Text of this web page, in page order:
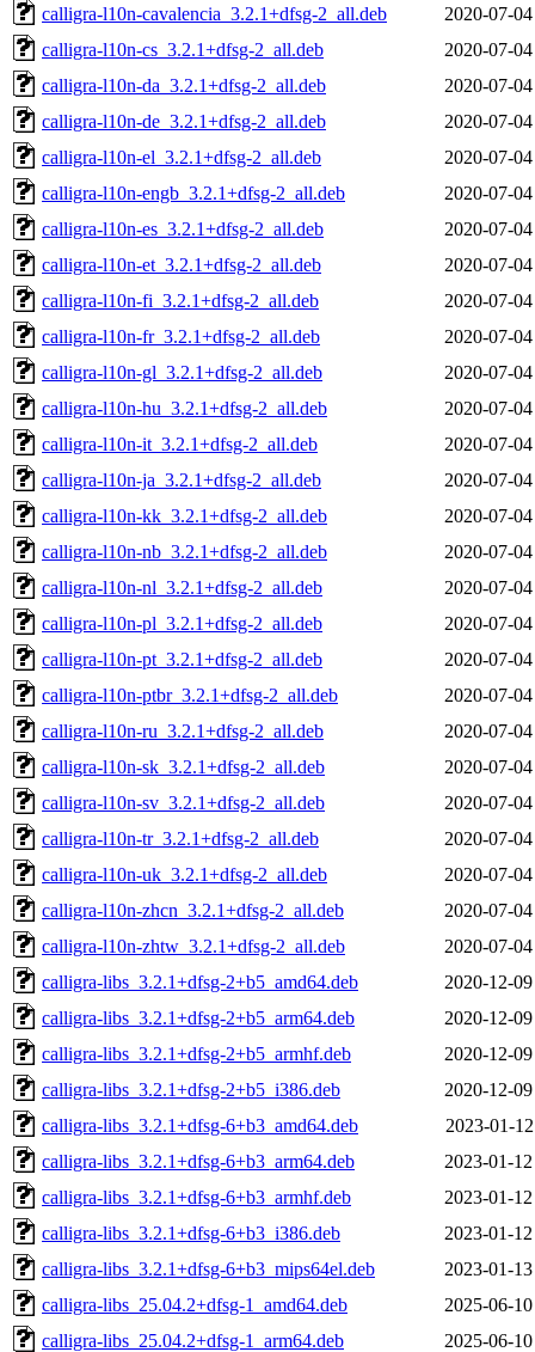
calligra-l10n-cavalencia_3.2.1+dfsg-2_all.deb
2020-07-
calligra-l10n-cs_3.2.1+dfsg-2_all.deb
2020-07-
calligra-l10n-da_3.2.1+dfsg-2_all.deb
2020-07-
calligra-l10n-de_3.2.1+dfsg-2_all.deb
2020-07-
calligra-l10n-el_3.2.1+dfsg-2_all.deb
2020-07-
calligra-l10n-engb_3.2.1+dfsg-2_all.deb
2020-07-
calligra-l10n-es_3.2.1+dfsg-2_all.deb
2020-07-
calligra-l10n-et_3.2.1+dfsg-2_all.deb
2020-07-
calligra-l10n-fi_3.2.1+dfsg-2_all.deb
2020-07-
calligra-l10n-fr_3.2.1+dfsg-2_all.deb
2020-07-
calligra-l10n-gl_3.2.1+dfsg-2_all.deb
2020-07-
calligra-l10n-hu_3.2.1+dfsg-2_all.deb
2020-07-
calligra-l10n-it_3.2.1+dfsg-2_all.deb
2020-07-
calligra-l10n-ja_3.2.1+dfsg-2_all.deb
2020-07-
calligra-l10n-kk_3.2.1+dfsg-2_all.deb
2020-07-
calligra-l10n-nb_3.2.1+dfsg-2_all.deb
2020-07-
calligra-l10n-nl_3.2.1+dfsg-2_all.deb
2020-07-
calligra-l10n-pl_3.2.1+dfsg-2_all.deb
2020-07-
calligra-l10n-pt_3.2.1+dfsg-2_all.deb
2020-07-
calligra-l10n-ptbr_3.2.1+dfsg-2_all.deb
2020-07-
calligra-l10n-ru_3.2.1+dfsg-2_all.deb
2020-07-
calligra-l10n-sk_3.2.1+dfsg-2_all.deb
2020-07-
calligra-l10n-sv_3.2.1+dfsg-2_all.deb
2020-07-
calligra-l10n-tr_3.2.1+dfsg-2_all.deb
2020-07-
calligra-l10n-uk_3.2.1+dfsg-2_all.deb
2020-07-
calligra-l10n-zhcn_3.2.1+dfsg-2_all.deb
2020-07-
calligra-l10n-zhtw_3.2.1+dfsg-2_all.deb
2020-07-
calligra-libs_3.2.1+dfsg-2+b5_amd64.deb
2020-12-
calligra-libs_3.2.1+dfsg-2+b5_arm64.deb
2020-12-
calligra-libs_3.2.1+dfsg-2+b5_armhf.deb
2020-12-
calligra-libs_3.2.1+dfsg-2+b5_i386.deb
2020-12-
calligra-libs_3.2.1+dfsg-6+b3_amd64.deb
2023-01-
calligra-libs_3.2.1+dfsg-6+b3_arm64.deb
2023-01-
calligra-libs_3.2.1+dfsg-6+b3_armhf.deb
2023-01-
calligra-libs_3.2.1+dfsg-6+b3_i386.deb
2023-01-
calligra-libs_3.2.1+dfsg-6+b3_mips64el.deb
2023-01-
calligra-libs_25.04.2+dfsg-1_amd64.deb
2025-06-
calligra-libs_25.04.2+dfsg-1_arm64.deb
2025-06-